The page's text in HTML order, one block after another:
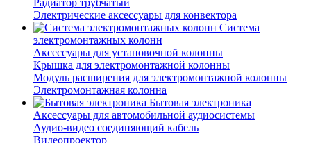
Радиатор трубчатый
Электрические аксессуары для конвектора
Система
электромонтажных колонн
Аксессуары для установочной колонны
Крышка для электромонтажной колонны
Модуль расширения для электромонтажной колонны
Электромонтажная колонна
Бытовая электроника
Аксессуары для автомобильной аудиосистемы
Аудио-видео соединяющий кабель
Видеопроектор